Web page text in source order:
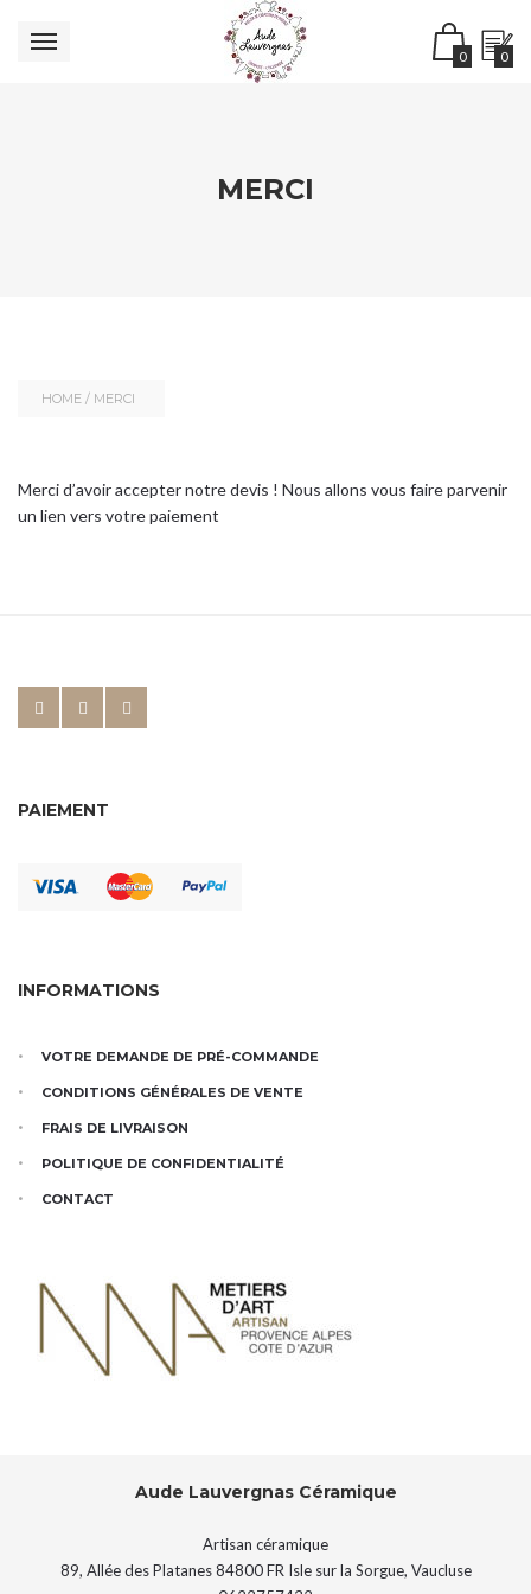
0 0
MERCI
HOME / MERCI
Merci d’avoir accepter notre devis ! Nous allons vous faire parvenir
un lien vers votre paiement
PAIEMENT
INFORMATIONS
VOTRE DEMANDE DE PRÉ-COMMANDE
CONDITIONS GÉNÉRALES DE VENTE
FRAIS DE LIVRAISON
POLITIQUE DE CONFIDENTIALITÉ
CONTACT
Aude Lauvergnas Céramique
Artisan céramique
89, Allée des Platanes 84800 FR Isle sur la Sorgue, Vaucluse